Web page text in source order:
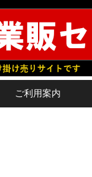
ご利用案内